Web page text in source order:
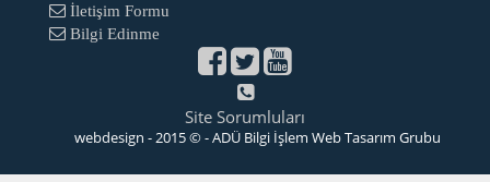
İletişim Formu
Bilgi Edinme
Site Sorumluları
webdesign - 2015 © - ADÜ Bilgi İşlem Web Tasarım Grubu